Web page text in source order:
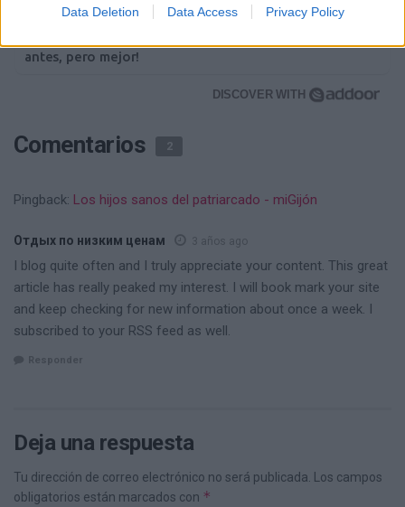
Data Deletion Data Access Privacy Policy
Corepunk MMORPG
antes, pero mejor!
DISCOVER WITH
Comentarios 2
Pingback: Los hijos sanos del patriarcado - miGijón
Отдых по низким ценам 3 años ago
I blog quite often and I truly appreciate your content. This great
article has really peaked my interest. I will book mark your site
and keep checking for new information about once a week. I
subscribed to your RSS feed as well.
Responder
Deja una respuesta
Tu dirección de correo electrónico no será publicada. Los campos
obligatorios están marcados con *